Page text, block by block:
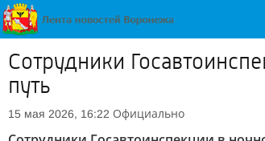
Сотрудники
путь
15 мая 2026, 16:22 Официально